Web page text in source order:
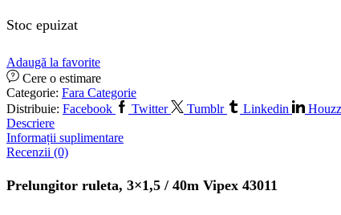
Stoc epuizat
Adaugă la favorite
Cere o estimare
Categorie: Fara Categorie
Distribuie: Facebook Twitter Tumblr Linkedin
Houzz
Descriere
Informații suplimentare
Recenzii (0)
Prelungitor ruleta, 3×1,5 / 40m Vipex 43011